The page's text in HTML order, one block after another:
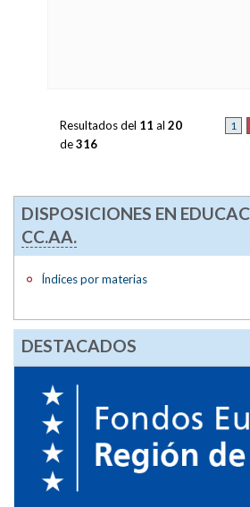
1
Resultados del 11 al 20
de316
DISPOSICIONES EN
CC.AA.
Índices por materias
DESTACADOS